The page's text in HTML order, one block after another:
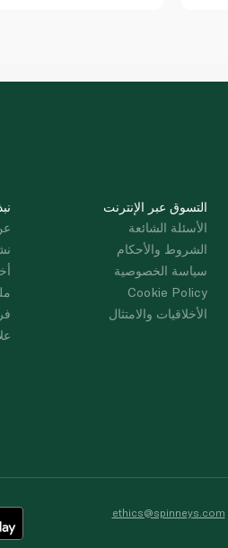
التسوق عبر الإنترنت
الأسئلة الشائعة
الشروط والأحكام
سياسة الخصوصية
Cookie Policy
الأخلاقيات والامتثال
ethics@spinneys.com